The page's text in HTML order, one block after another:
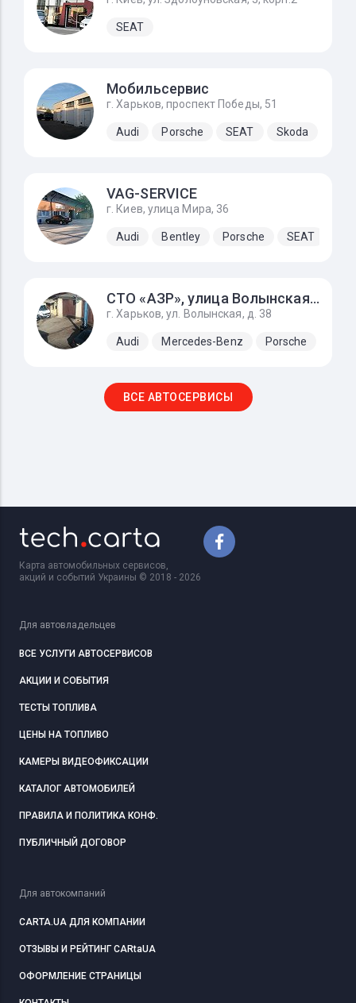
SEAT
Мобильсервис
г. Харьков, проспект Победы, 51
Audi Porsche SEAT Skoda
VAG-SERVICE
г. Киев, улица Мира, 36
Audi Bentley Porsche SEAT
СТО «АЗР»‎, улица Волынская, д. 38
г. Харьков, ул. Волынская, д. 38
Audi Mercedes-Benz Porsche
ВСЕ АВТОСЕРВИСЫ
Карта автомобильных сервисов,
акций и событий Украины © 2018 - 2026
Для автовладельцев
ВСЕ УСЛУГИ АВТОСЕРВИСОВ
АКЦИИ И СОБЫТИЯ
ТЕСТЫ ТОПЛИВА
ЦЕНЫ НА ТОПЛИВО
КАМЕРЫ ВИДЕОФИКСАЦИИ
КАТАЛОГ АВТОМОБИЛЕЙ
ПРАВИЛА И ПОЛИТИКА КОНФ.
ПУБЛИЧНЫЙ ДОГОВОР
Для автокомпаний
CARTA.UA ДЛЯ КОМПАНИИ
ОТЗЫВЫ И РЕЙТИНГ CARtaUA
ОФОРМЛЕНИЕ СТРАНИЦЫ